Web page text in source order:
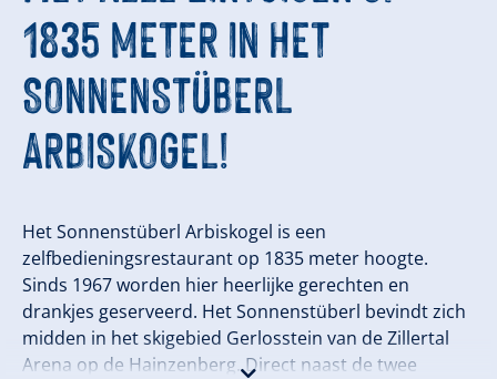
1835 METER IN HET
SONNENSTÜBERL
ARBISKOGEL!
Het Sonnenstüberl Arbiskogel is een
zelfbedieningsrestaurant op 1835 meter hoogte.
Sinds 1967 worden hier heerlijke gerechten en
drankjes geserveerd. Het Sonnenstüberl bevindt zich
midden in het skigebied Gerlosstein van de Zillertal
Arena op de Hainzenberg. Direct naast de twee